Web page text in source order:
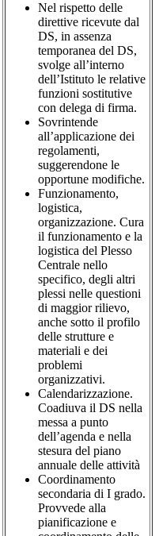
Nel rispetto delle
direttive ricevute dal
DS, in assenza
temporanea del DS,
svolge all’interno
dell’Istituto le relative
funzioni sostitutive
con delega di firma.
Sovrintende
all’applicazione dei
regolamenti,
suggerendone le
opportune modifiche.
Funzionamento,
logistica,
organizzazione. Cura
il funzionamento e la
logistica del Plesso
Centrale nello
specifico, degli altri
plessi nelle questioni
di maggior rilievo,
anche sotto il profilo
delle strutture e
materiali e dei
problemi
organizzativi.
Calendarizzazione.
Coadiuva il DS nella
messa a punto
dell’agenda e nella
stesura del piano
annuale delle attività
Coordinamento
secondaria di I grado.
Provvede alla
pianificazione e